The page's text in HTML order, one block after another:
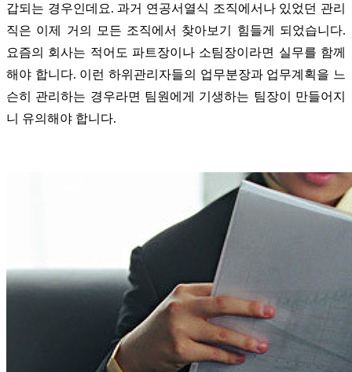
갑되는 경우인데요. 과거 연공서열식 조직에서나 있었던 관리
직은 이제 거의 모든 조직에서 찾아보기 힘들게 되었습니다.
요즘의 회사는 적어도 파트장이나 소팀장이라면 실무를 함께
해야 합니다. 이런 하위관리자들의 업무분장과 업무계획을 느
슨히 관리하는 경우라면 팀원에게 기생하는 팀장이 만들어지
니 유의해야 합니다.